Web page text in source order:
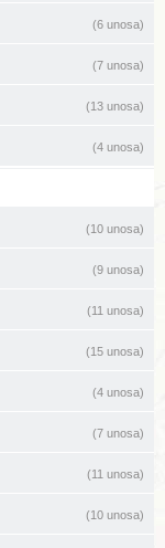
(6 unosa)
(7 unosa)
(13 unosa)
(4 unosa)
(10 unosa)
(9 unosa)
(11 unosa)
(15 unosa)
(4 unosa)
(7 unosa)
(11 unosa)
(10 unosa)